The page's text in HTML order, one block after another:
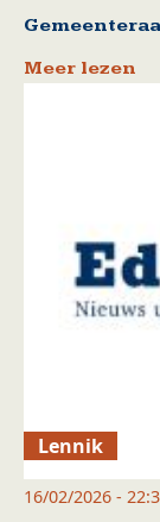
Meer lezen
Lennik
16/02/2026 -